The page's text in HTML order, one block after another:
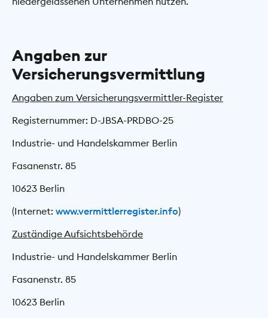
Angaben zur
Versicherungsvermittlung
Angaben zum Versicherungsvermittler-Register
Registernummer: D-JBSA-PRDBO-25
Industrie- und Handelskammer Berlin
Fasanenstr. 85
10623 Berlin
(Internet: www.vermittlerregister.info)
Zuständige Aufsichtsbehörde
Industrie- und Handelskammer Berlin
Fasanenstr. 85
10623 Berlin